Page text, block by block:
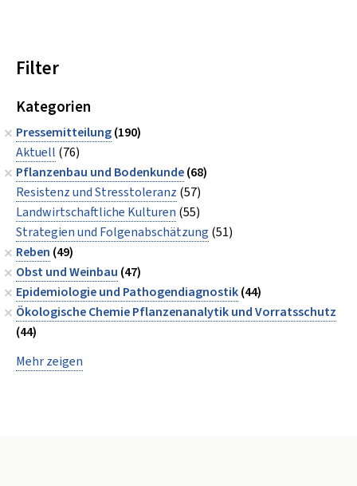
Filter
Kategorien
Pressemitteilung(190)
Aktuell (76)
Pflanzenbau und Bodenkunde(68)
Resistenz und Stresstoleranz (57)
Landwirtschaftliche Kulturen (55)
Strategien und Folgenabschätzung (51)
Reben (49)
Obst und Weinbau (47)
Epidemiologie und Pathogendiagnostik(44)
Ökologische Chemie Pflanzenanalytik und Vorratsschutz
(44)
Mehr zeigen